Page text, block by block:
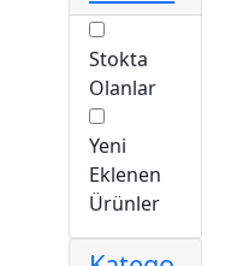
Stokta
Olanlar
Yeni
Eklenen
Ürünler